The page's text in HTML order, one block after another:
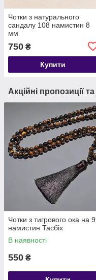
Чотки з натурального
сандалу 108 намистин 8
мм
750 ₴
Купити
Акційні пропозиції
Чотки з тигрового ока на
намистин Тасбіх
В наявності
550 ₴